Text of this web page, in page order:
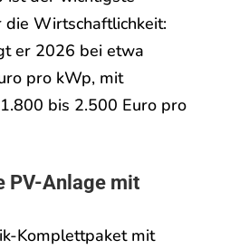
Wirtschaftlichkeit:
er 2026 bei etwa
pro kWp, mit
bis 2.500 Euro pro
PV-Anlage mit
Komplettpaket mit